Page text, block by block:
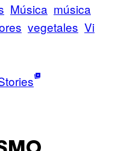
Música música
vegetales Vi